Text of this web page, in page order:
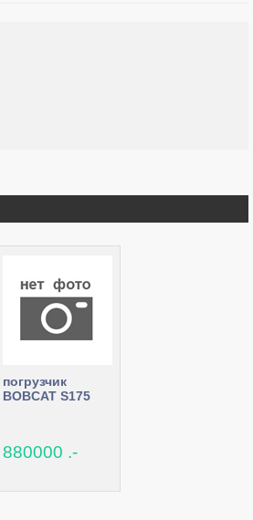
погрузчик
BOBCAT S175
880000 .-